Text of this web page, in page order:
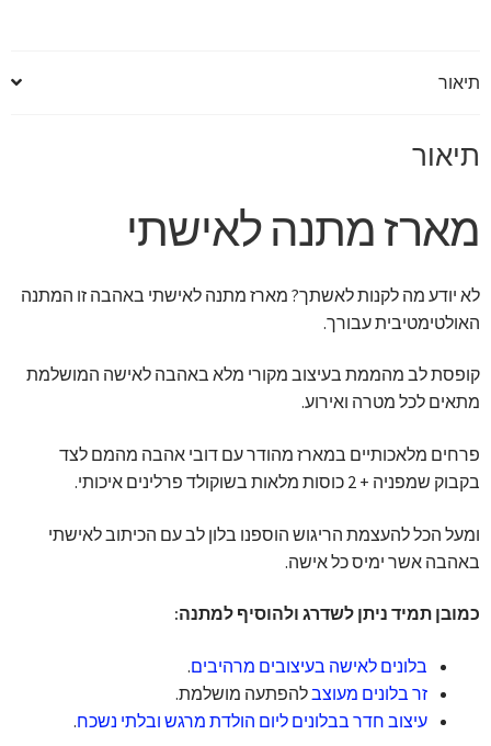
תיאור
תיאור
מארז מתנה לאישתי
לא יודע מה לקנות לאשתך? מארז מתנה לאישתי באהבה זו המתנה
האולטימטיבית עבורך.
קופסת לב מהממת בעיצוב מקורי מלא באהבה לאישה המושלמת
מתאים לכל מטרה ואירוע.
פרחים מלאכותיים במארז מהודר עם דובי אהבה מהמם לצד
בקבוק שמפניה + 2 כוסות מלאות בשוקולד פרלינים איכותי.
ומעל הכל להעצמת הריגוש הוספנו בלון לב עם הכיתוב לאישתי
באהבה אשר ימיס כל אישה.
כמובן תמיד ניתן לשדרג ולהוסיף למתנה:
בלונים לאישה בעיצובים מרהיבים.
זר בלונים מעוצבלהפתעה מושלמת.
עיצוב חדר בבלונים ליום הולדת מרגש ובלתי נשכח.